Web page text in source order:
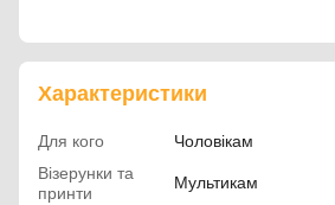
Характеристики
Для кого
Чоловікам
Візерунки та
принти
Мультикам